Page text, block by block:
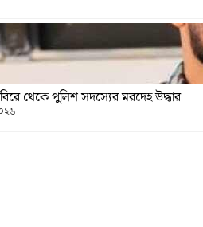
থেকে পুলিশ সদস্যের মরদেহ উদ্ধার